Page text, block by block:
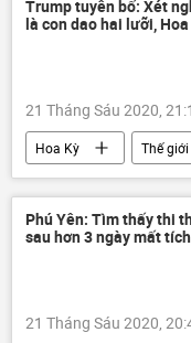
Trump tuyên bố: Xét
là con dao hai lưỡi,
21 Tháng Sáu 2020,
Hoa Kỳ Thế giới
Phú Yên: Tìm thấy thi
sau hơn 3 ngày mất tích
21 Tháng Sáu 2020,